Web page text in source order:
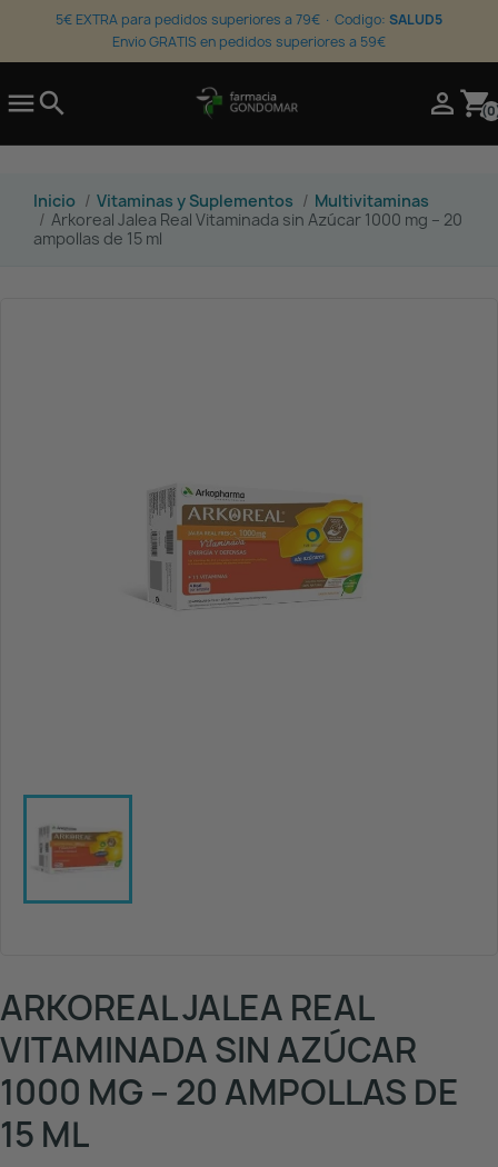
5€ EXTRA para pedidos superiores a 79€ · Codigo: SALUD5
Envio GRATIS en pedidos superiores a 59€
search  shopping_cart
Inicio Vitaminas y Suplementos
Multivitaminas
Arkoreal Jalea Real Vitaminada sin Azúcar 1000 mg – 20
ampollas de 15 ml
ARKOREAL JALEA REAL
VITAMINADA SIN AZÚCAR
1000 MG – 20 AMPOLLAS DE
15 ML